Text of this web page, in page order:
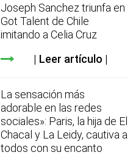
Joseph Sanchez triunfa en
Got Talent de Chile
imitando a Celia Cruz
Leer artículo
La sensación más
adorable en las redes
sociales»: Paris, la hija de El
Chacal y La Leidy, cautiva a
todos con su encanto